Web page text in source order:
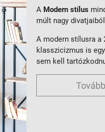
A Modern stílus
múlt nagy
A modern stílusra a
klasszicizmus is
sem kell
Tovább